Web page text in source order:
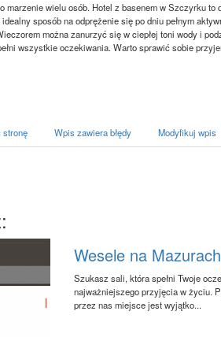
marzenie wielu osób. Hotel z basenem w Szczyrku
sposób na odprężenie się po dniu pełnym
można zanurzyć się w ciepłej toni wody i
wszystkie oczekiwania. Warto sprawić sobie
stronę Wpis zawiera błędy Modyfikuj wpis
Wesele na Mazurach
Szukasz sali, która spełni Twoje
najważniejszego przyjęcia w życiu.
przez nas miejsce jest wyjątko...